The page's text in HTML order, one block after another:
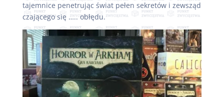
tajemnice penetrując świat pełen sekretów i zewsząd
czającego się ….. obłędu.